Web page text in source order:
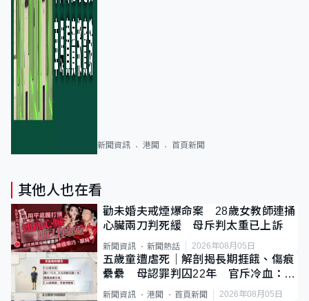
新聞資訊 港聞 首頁新聞
其他人也在看
勸未婚夫戒煙爆命案 28歲女教師連捅
心臟兩刀判死緩 母斥判太重已上訴
新聞資訊 新聞熱話 2026年08月05日
五歲童遭虐死｜解剖揭長期捱餓、傷痕
纍纍 母認罪判囚22年 官斥冷血：同
類案最惡劣
新聞資訊 港聞 首頁新聞 2026年08月05日